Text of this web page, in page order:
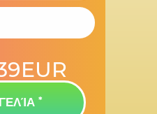
EUR